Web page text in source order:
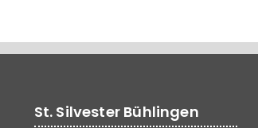
St. Silvester Bühlingen